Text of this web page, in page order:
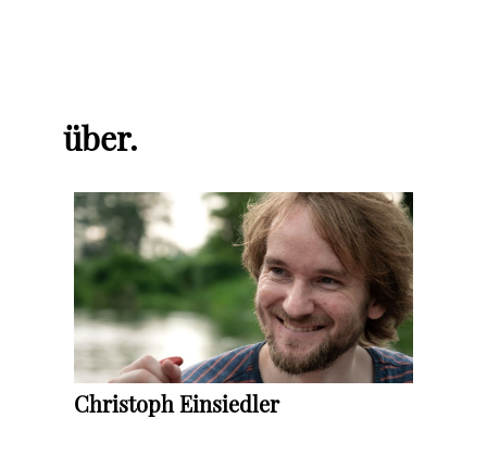
über.
Christoph Einsiedler